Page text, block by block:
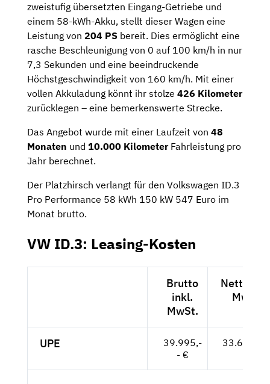
zweistufig übersetzten Eingang-Getriebe und
einem 58-kWh-Akku, stellt dieser Wagen eine
Leistung von 204 PS bereit. Dies ermöglicht eine
rasche Beschleunigung von 0 auf 100 km/h in nur
7,3 Sekunden und eine beeindruckende
Höchstgeschwindigkeit von 160 km/h. Mit einer
vollen Akkuladung könnt ihr stolze 426 Kilometer
zurücklegen – eine bemerkenswerte Strecke.
Das Angebot wurde mit einer Laufzeit von 48
Monaten und 10.000 KilometerFahrleistung pro
Jahr berechnet.
Der Platzhirsch verlangt für den Volkswagen ID.3
Pro Performance 58 kWh 150 kW 547 Euro im
Monat brutto.
VW ID.3: Leasing-Kosten
Brutto
inkl.
MwSt.
Netto
MwSt.
UPE
39.995,-
- €
33.609,--